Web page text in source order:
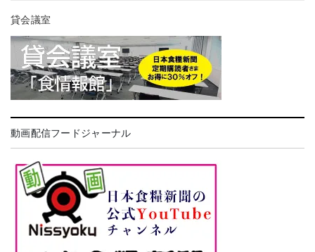
貸会議室
動画配信フードジャーナル